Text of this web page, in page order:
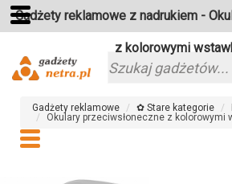
Gadżety reklamowe z nadrukiem -
z kolorowymi
Gadżety reklamowe ✿ Stare kategorie
Okulary przeciwsłoneczne z kolorowymi